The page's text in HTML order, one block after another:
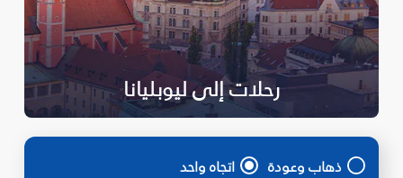
رحلات إلى ليوبليانا
ذهاب وعودة اتجاه واحد